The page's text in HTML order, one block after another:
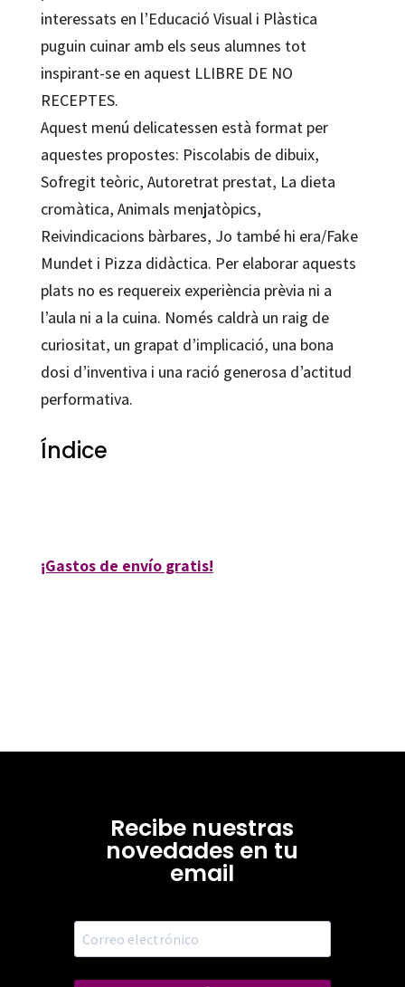
interessats en l’Educació Visual i Plàstica
puguin cuinar amb els seus alumnes tot
inspirant-se en aquest LLIBRE DE NO
RECEPTES.
Aquest menú delicatessen està format per
aquestes propostes: Piscolabis de dibuix,
Sofregit teòric, Autoretrat prestat, La dieta
cromàtica, Animals menjatòpics,
Reivindicacions bàrbares, Jo també hi era/Fake
Mundet i Pizza didàctica. Per elaborar aquests
plats no es requereix experiència prèvia ni a
l’aula ni a la cuina. Només caldrà un raig de
curiositat, un grapat d’implicació, una bona
dosi d’inventiva i una ració generosa d’actitud
performativa.
Índice
¡Gastos de envío gratis!
Recibe nuestras
novedades en tu
email